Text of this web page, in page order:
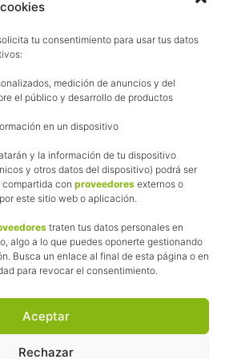
tu consentimiento para usar tus datos
medición de anuncios y del
el público y desarrollo de productos
en un dispositivo
y la información de tu dispositivo
y otros datos del dispositivo) podrá ser
con proveedores externos o
este sitio web o aplicación.
traten tus datos personales en
algo a lo que puedes oponerte gestionando
Busca un enlace al final de esta página o en
para revocar el consentimiento.
Aceptar
Rechazar
de venta
utiliza programas de afiliación.
producto, pongo enlaces a tiendas
cada compra que realizas, me llevo
ti te cueste más dinero.
seguir manteniendo esta web,
de las marchas para después
productos y tiendas que he probado